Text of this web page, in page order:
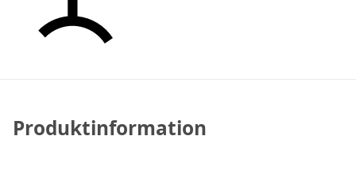
Produktinformation